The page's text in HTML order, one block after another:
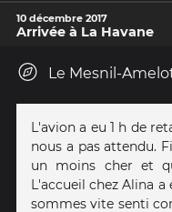
10 décembre 2017
Arrivée à La Havane
Le Mesnil-
L'avion a eu 1 h de
nous a pas attendu.
un moins cher et
L'accueil chez Alina
sommes vite senti